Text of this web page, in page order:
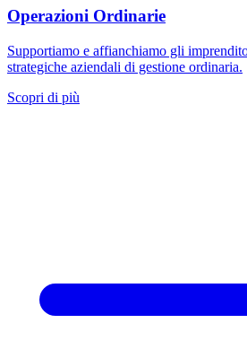
Operazioni Ordinarie
Supportiamo e affianchiamo gli
strategiche aziendali di gestione ordinaria.
Scopri di più